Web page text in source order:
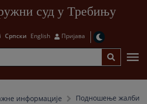
суд у Требињу
Српски English Пријава
информације Подношење жалби